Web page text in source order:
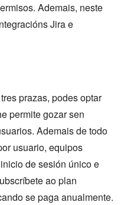
Ademais, neste
Jira e
prazas, podes optar
permite gozar sen
Ademais de todo
usuario, equipos
de sesión único e
ao plan
se paga anualmente.